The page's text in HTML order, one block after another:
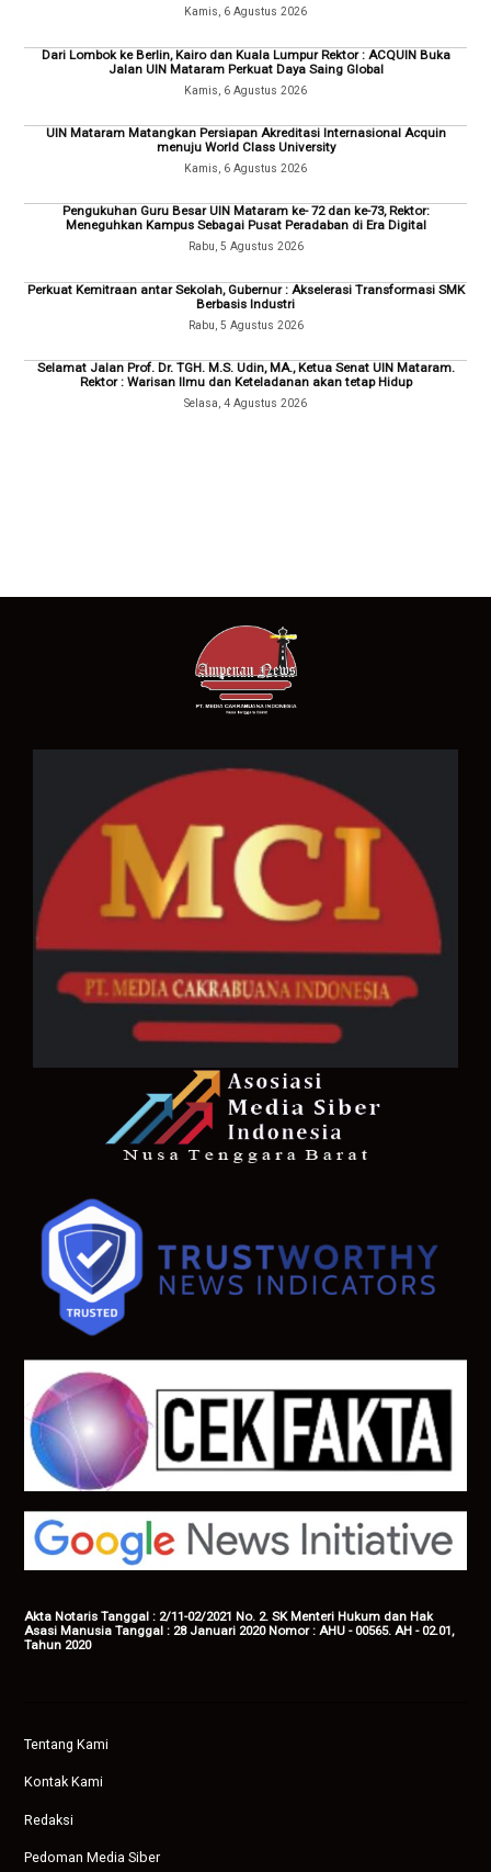
Kamis, 6 Agustus 2026
Dari Lombok ke Berlin, Kairo dan Kuala Lumpur Rektor : ACQUIN Buka
Jalan UIN Mataram Perkuat Daya Saing Global
Kamis, 6 Agustus 2026
UIN Mataram Matangkan Persiapan Akreditasi Internasional Acquin
menuju World Class University
Kamis, 6 Agustus 2026
Pengukuhan Guru Besar UIN Mataram ke- 72 dan ke-73, Rektor:
Meneguhkan Kampus Sebagai Pusat Peradaban di Era Digital
Rabu, 5 Agustus 2026
Perkuat Kemitraan antar Sekolah, Gubernur : Akselerasi Transformasi SMK
Berbasis Industri
Rabu, 5 Agustus 2026
Selamat Jalan Prof. Dr. TGH. M.S. Udin, MA., Ketua Senat UIN Mataram.
Rektor : Warisan Ilmu dan Keteladanan akan tetap Hidup
Selasa, 4 Agustus 2026
Akta Notaris Tanggal : 2/11-02/2021 No. 2. SK Menteri Hukum dan Hak
Asasi Manusia Tanggal : 28 Januari 2020 Nomor : AHU - 00565. AH - 02.01,
Tahun 2020
Tentang Kami
Kontak Kami
Redaksi
Pedoman Media Siber